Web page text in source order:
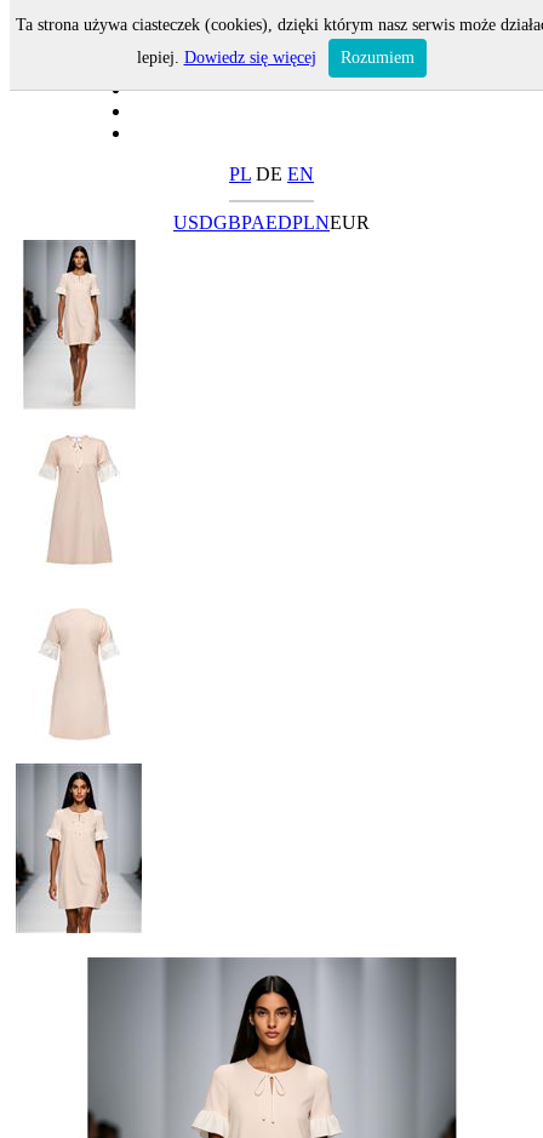
PL DE EN
USDGBPAEDPLNEUR
Ta strona używa ciasteczek (cookies), dzięki którym nasz serwis może
lepiej. Dowiedz się więcej Rozumiem